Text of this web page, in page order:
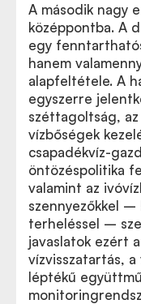
A második nagy
középpontba. A
egy
hanem
alapfeltétele. A
egyszerre
széttagoltság,
vízbőségek
csapadékvíz-
öntözéspolitika
valamint az
szennyezőkkel –
terheléssel –
javaslatok ezért
vízvisszatartás,
léptékű